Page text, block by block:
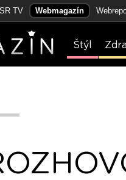
TV Webmagazín
Štýl